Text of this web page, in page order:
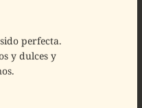
perfecta.
y dulces y